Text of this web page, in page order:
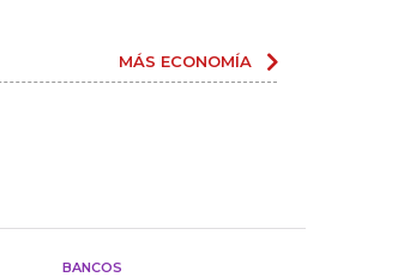
MÁS ECONOMÍA
BANCOS